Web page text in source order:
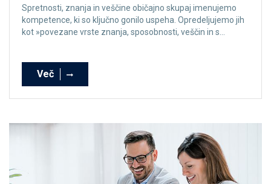
Spretnosti, znanja in veščine običajno skupaj imenujemo
kompetence, ki so ključno gonilo uspeha. Opredeljujemo jih
kot »povezane vrste znanja, sposobnosti, veščin in s...
Več